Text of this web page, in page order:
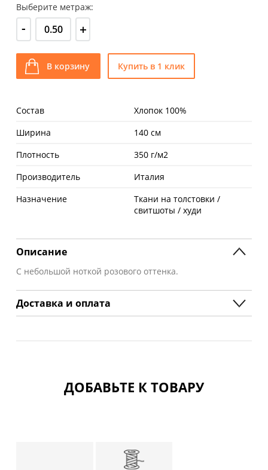
Выберите метраж:
- +
В корзину Купить в 1 клик
Состав
Хлопок 100%
Ширина
140 см
Плотность
350 г/м2
Производитель
Италия
Назначение
Ткани на толстовки /
свитшоты / худи
Описание
С небольшой ноткой розового оттенка.
Доставка и оплата
ДОБАВЬТЕ К ТОВАРУ